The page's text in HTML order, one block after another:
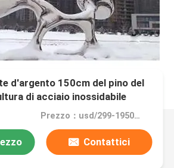
d'argento 150cm del pino del
di acciaio inossidabile
Prezzo：usd/299-19500/Piece
Contattici